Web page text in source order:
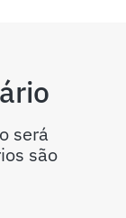
será
são